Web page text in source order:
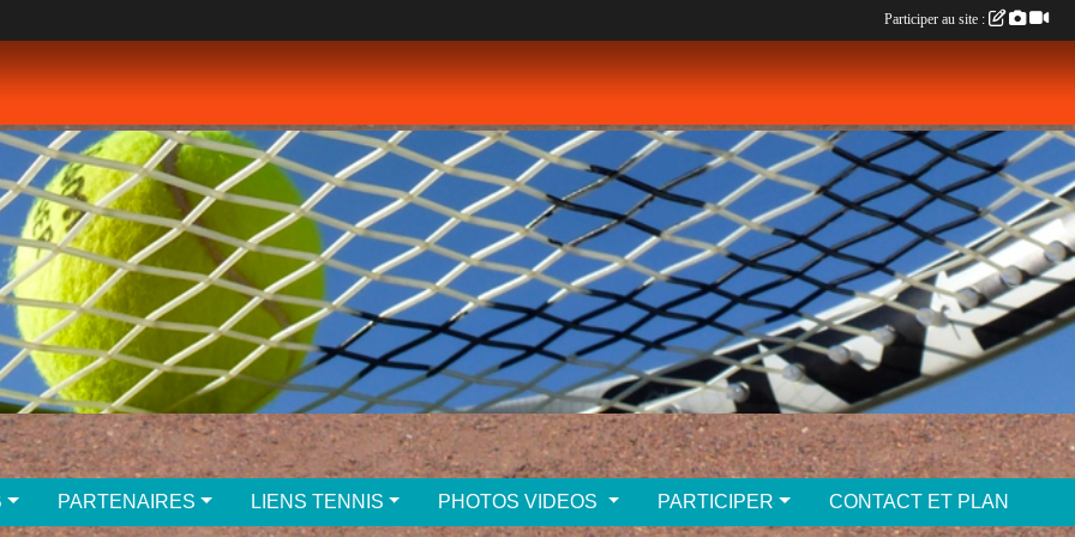
PARTENAIRES LIENS TENNIS PHOTOS VIDEOS PARTICIPER CONTACT ET PLAN
Participer au site :